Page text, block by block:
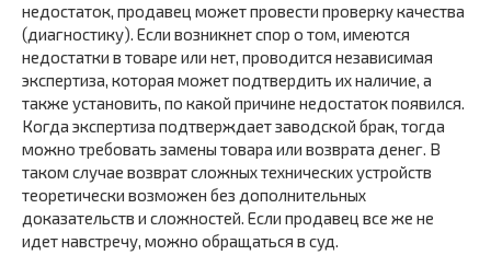
недостаток, продавец может провести проверку качества
(диагностику). Если возникнет спор о том, имеются
недостатки в товаре или нет, проводится независимая
экспертиза, которая может подтвердить их наличие, а
также установить, по какой причине недостаток появился.
Когда экспертиза подтверждает заводской брак, тогда
можно требовать замены товара или возврата денег. В
таком случае возврат сложных технических устройств
теоретически возможен без дополнительных
доказательств и сложностей. Если продавец все же не
идет навстречу, можно обращаться в суд.